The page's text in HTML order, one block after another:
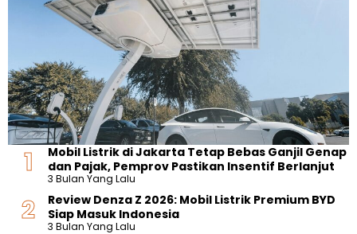
Mobil Listrik di Jakarta Tetap Bebas Ganjil Genap
dan Pajak, Pemprov Pastikan Insentif Berlanjut
3 Bulan Yang Lalu
Review Denza Z 2026: Mobil Listrik Premium BYD
Siap Masuk Indonesia
3 Bulan Yang Lalu